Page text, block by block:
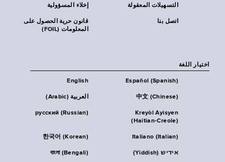
إخلاء المسؤولية التسهيلات المعقولة
قانون حرية الحصول على
المعلومات (FOIL)
اتصل بنا
اختيار اللغة
English Español (Spanish)
العربية (Arabic) 中文 (Chinese)
русский (Russian)
Kreyòl Ayisyen
(Haitian-Creole)
한국어 (Korean) Italiano (Italian)
বাংলা (Bengali) אידיש (Yiddish)